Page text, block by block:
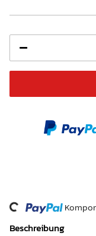
Beschreibung